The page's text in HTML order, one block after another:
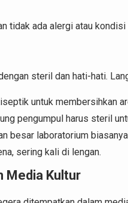
tidak ada alergi atau
steril dan hati-hati.
untuk membersihkan
pengumpul harus steril
besar laboratorium
sering kali di lengan.
Media Kultur